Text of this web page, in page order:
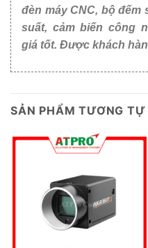
đèn máy CNC, bộ đếm
suất, cảm biến công
giá tốt. Được khách
SẢN PHẨM TƯƠNG TỰ